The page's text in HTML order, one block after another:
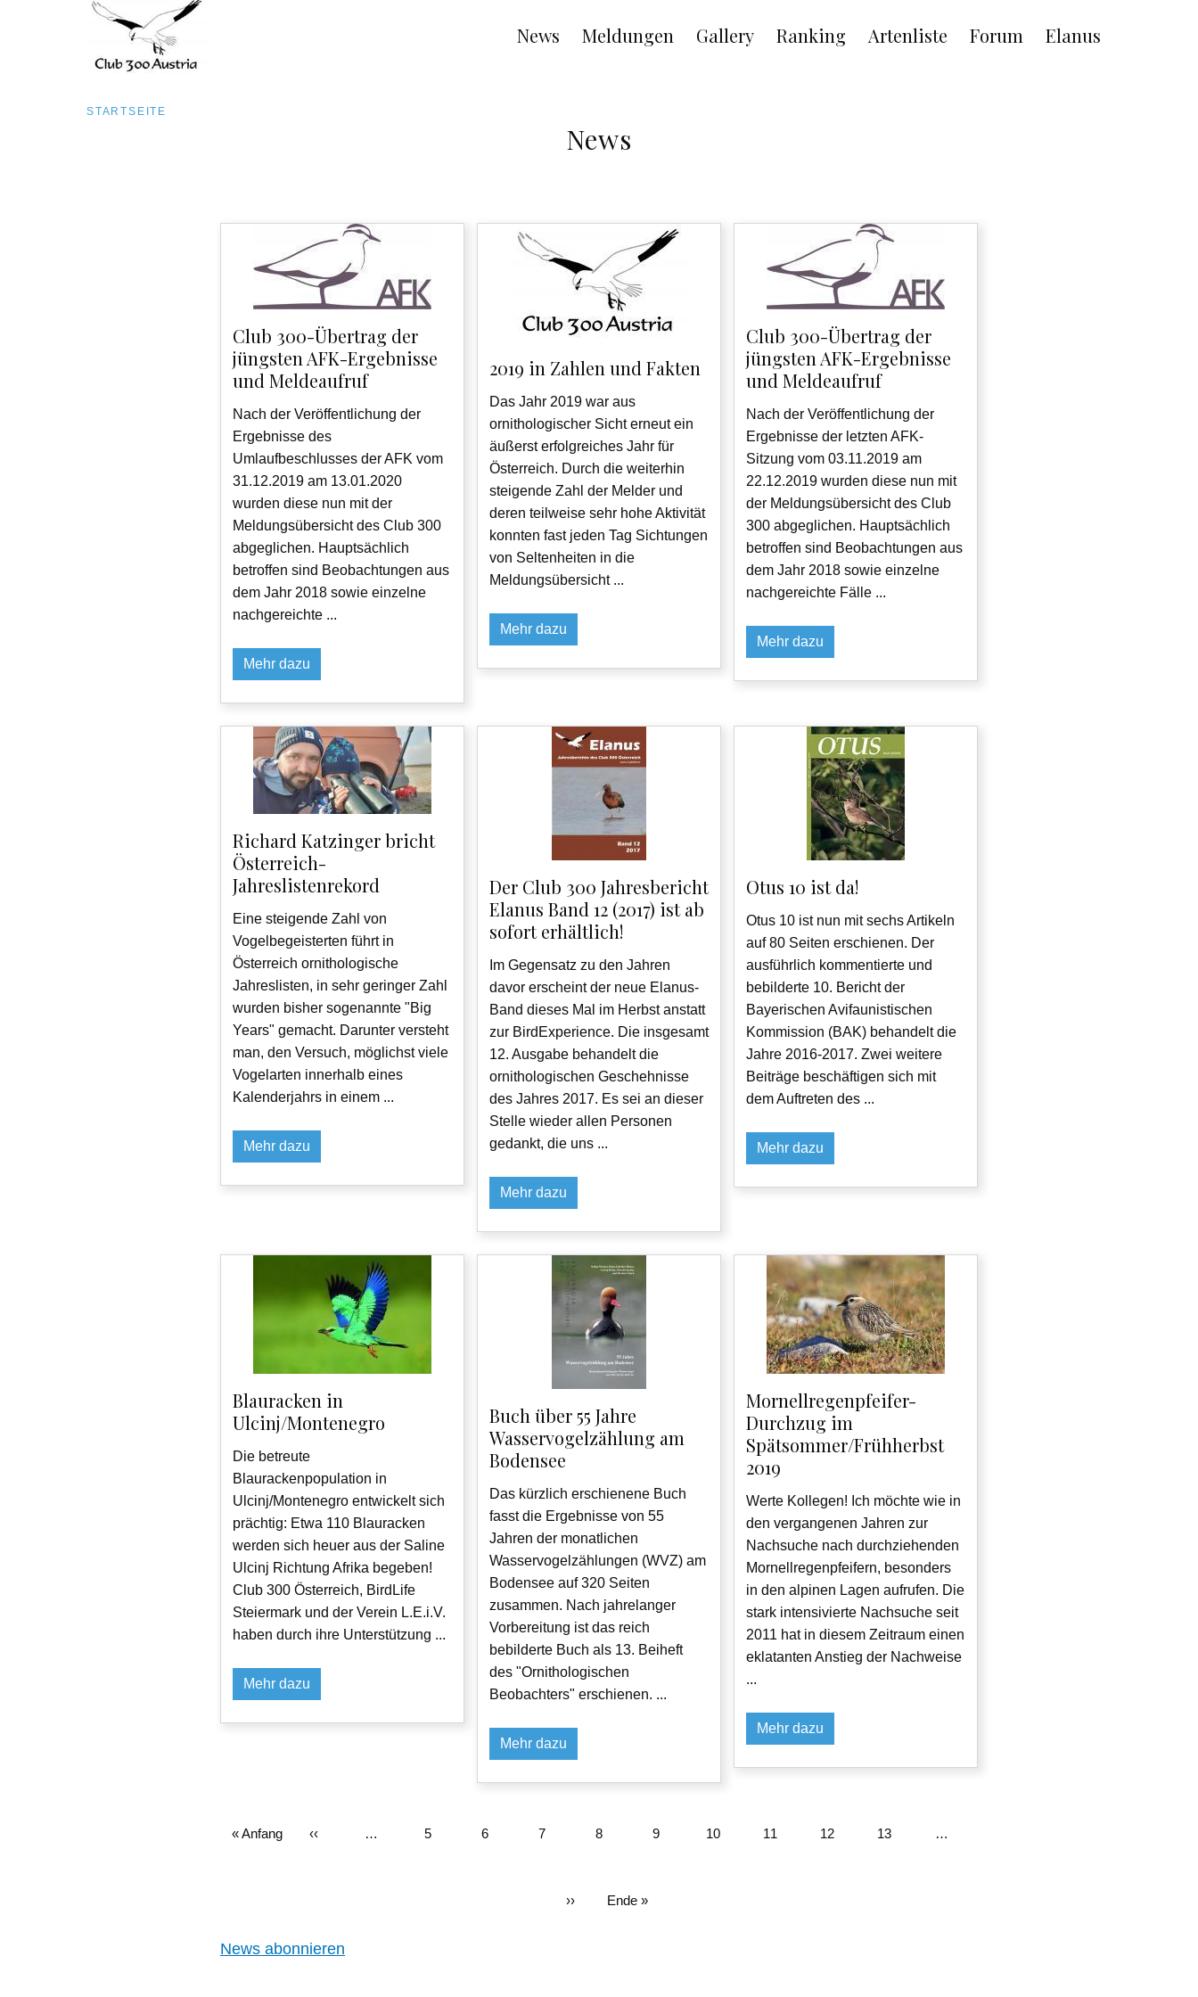
Main
navigation
News Meldungen Gallery Ranking Artenliste Forum Elanus
Pfadnavigation
STARTSEITE
News
Club 300-Übertrag der
jüngsten AFK-Ergebnisse
und Meldeaufruf
Nach der Veröffentlichung der
Ergebnisse des
Umlaufbeschlusses der AFK vom
31.12.2019 am 13.01.2020
wurden diese nun mit der
Meldungsübersicht des Club 300
abgeglichen. Hauptsächlich
betroffen sind Beobachtungen aus
dem Jahr 2018 sowie einzelne
nachgereichte ...
Mehr dazu
2019 in Zahlen und Fakten
Das Jahr 2019 war aus
ornithologischer Sicht erneut ein
äußerst erfolgreiches Jahr für
Österreich. Durch die weiterhin
steigende Zahl der Melder und
deren teilweise sehr hohe Aktivität
konnten fast jeden Tag Sichtungen
von Seltenheiten in die
Meldungsübersicht ...
Mehr dazu
Club 300-Übertrag der
jüngsten AFK-Ergebnisse
und Meldeaufruf
Nach der Veröffentlichung der
Ergebnisse der letzten AFK-
Sitzung vom 03.11.2019 am
22.12.2019 wurden diese nun mit
der Meldungsübersicht des Club
300 abgeglichen. Hauptsächlich
betroffen sind Beobachtungen aus
dem Jahr 2018 sowie einzelne
nachgereichte Fälle ...
Mehr dazu
Richard Katzinger bricht
Österreich-
Jahreslistenrekord
Eine steigende Zahl von
Vogelbegeisterten führt in
Österreich ornithologische
Jahreslisten, in sehr geringer Zahl
wurden bisher sogenannte "Big
Years" gemacht. Darunter versteht
man, den Versuch, möglichst viele
Vogelarten innerhalb eines
Kalenderjahrs in einem ...
Mehr dazu
Der Club 300 Jahresbericht
Elanus Band 12 (2017) ist ab
sofort erhältlich!
Im Gegensatz zu den Jahren
davor erscheint der neue Elanus-
Band dieses Mal im Herbst anstatt
zur BirdExperience. Die insgesamt
12. Ausgabe behandelt die
ornithologischen Geschehnisse
des Jahres 2017. Es sei an dieser
Stelle wieder allen Personen
gedankt, die uns ...
Mehr dazu
Otus 10 ist da!
Otus 10 ist nun mit sechs Artikeln
auf 80 Seiten erschienen. Der
ausführlich kommentierte und
bebilderte 10. Bericht der
Bayerischen Avifaunistischen
Kommission (BAK) behandelt die
Jahre 2016-2017. Zwei weitere
Beiträge beschäftigen sich mit
dem Auftreten des ...
Mehr dazu
Blauracken in
Ulcinj/Montenegro
Die betreute
Blaurackenpopulation in
Ulcinj/Montenegro entwickelt sich
prächtig: Etwa 110 Blauracken
werden sich heuer aus der Saline
Ulcinj Richtung Afrika begeben!
Club 300 Österreich, BirdLife
Steiermark und der Verein L.E.i.V.
haben durch ihre Unterstützung ...
Mehr dazu
Buch über 55 Jahre
Wasservogelzählung am
Bodensee
Das kürzlich erschienene Buch
fasst die Ergebnisse von 55
Jahren der monatlichen
Wasservogelzählungen (WVZ) am
Bodensee auf 320 Seiten
zusammen. Nach jahrelanger
Vorbereitung ist das reich
bebilderte Buch als 13. Beiheft
des "Ornithologischen
Beobachters" erschienen. ...
Mehr dazu
Mornellregenpfeifer-
Durchzug im
Spätsommer/Frühherbst
2019
Werte Kollegen! Ich möchte wie in
den vergangenen Jahren zur
Nachsuche nach durchziehenden
Mornellregenpfeifern, besonders
in den alpinen Lagen aufrufen. Die
stark intensivierte Nachsuche seit
2011 hat in diesem Zeitraum einen
eklatanten Anstieg der Nachweise
...
Mehr dazu
Erste
« Anfang Vorherige
‹‹ … Seite
5 Seite
6 Seite
7 Seite
8 Aktuelle
9 Seite
10 Seite
11 Seite
12 Seite
13 …
Nächste
›› Letzte
Ende »
News abonnieren